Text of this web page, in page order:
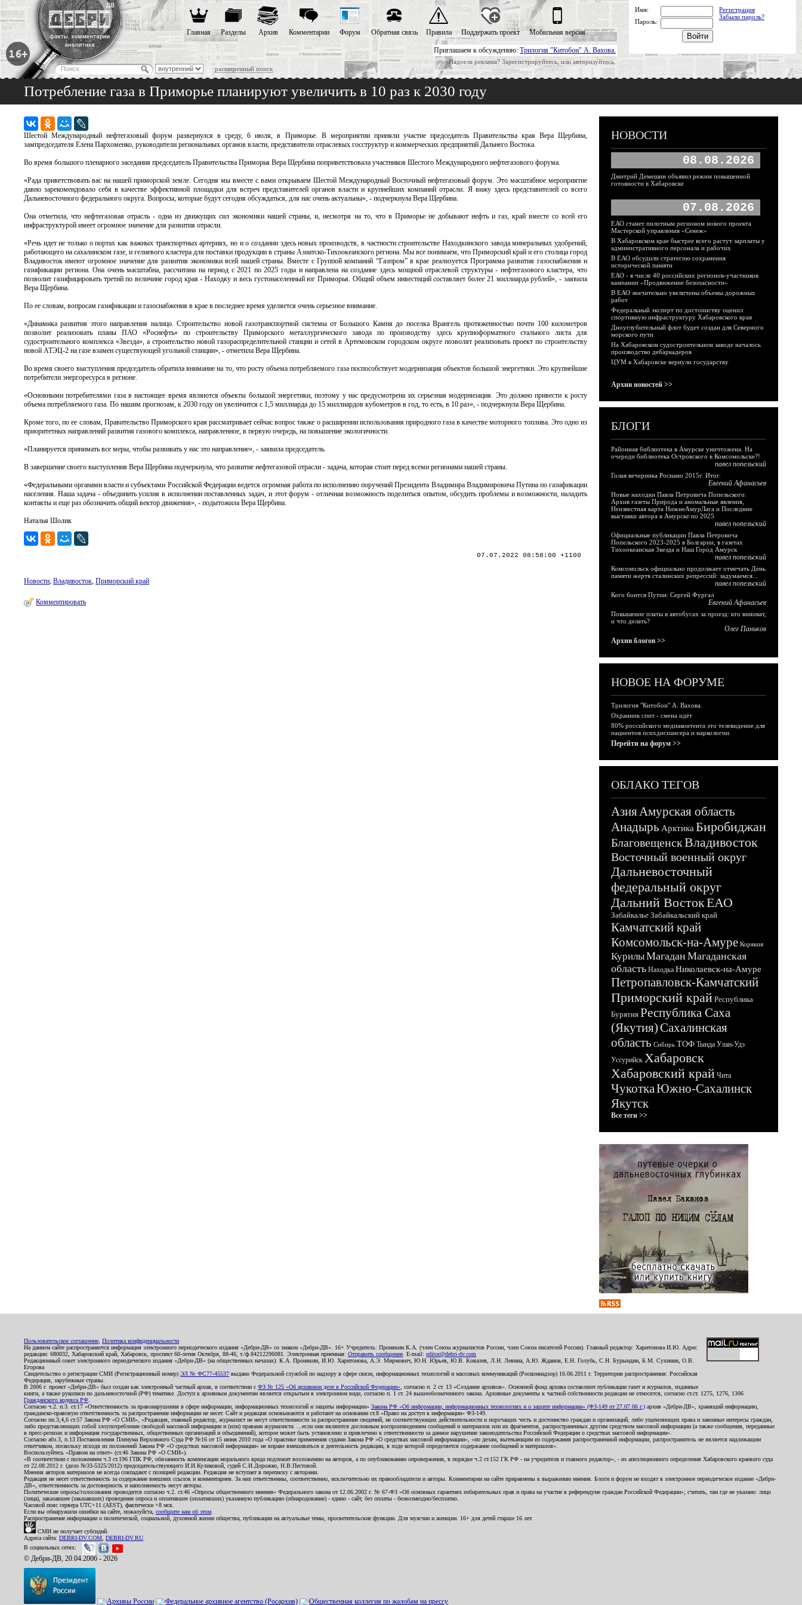
Приглашаем к обсуждению: Трилогия "Китобои" А. Вахова.
Надоела реклама? Зарегистрируйтесь, или авторизуйтесь.
расширенный поиск
Главная Разделы Архив Комментарии Форум Обратная связь Правила Поддержать проект Мобильная версия
Имя:
Регистрация
Забыли пароль?
Пароль:
Потребление газа в Приморье планируют увеличить в 10 раз к 2030 году
Шестой Международный нефтегазовый форум развернулся в среду, 6 июля, в Приморье. В мероприятии приняли участие председатель Правительства края Вера Щербина,
зампредседателя Елена Пархоменко, руководители региональных органов власти, представители отраслевых госструктур и коммерческих предприятий Дальнего Востока.
Во время большого пленарного заседания председатель Правительства Приморья Вера Щербина поприветствовала участников Шестого Международного нефтегазового форума.
«Рада приветствовать вас на нашей приморской земле. Сегодня мы вместе с вами открываем Шестой Международный Восточный нефтегазовый форум. Это масштабное мероприятие
давно зарекомендовало себя в качестве эффективной площадки для встреч представителей органов власти и крупнейших компаний отрасли. Я вижу здесь представителей со всего
Дальневосточного федерального округа. Вопросы, которые будут сегодня обсуждаться, для нас очень актуальны», - подчеркнула Вера Щербина.
Она отметила, что нефтегазовая отрасль - одна из движущих сил экономики нашей страны, и, несмотря на то, что в Приморье не добывают нефть и газ, край вместе со всей его
инфраструктурой имеет огромное значение для развития отрасли.
«Речь идет не только о портах как важных транспортных артериях, но и о создании здесь новых производств, в частности строительстве Находкинского завода минеральных удобрений,
работающего на сахалинском газе, и гелиевого кластера для поставки продукции в страны Азиатско-Тихоокеанского региона. Мы все понимаем, что Приморский край и его столица город
Владивосток имеют огромное значение для развития экономики всей нашей страны. Вместе с Группой компаний “Газпром” в крае реализуется Программа развития газоснабжения и
газификации региона. Она очень масштабна, рассчитана на период с 2021 по 2025 годы и направлена на создание здесь мощной отраслевой структуры - нефтегазового кластера, что
позволит газифицировать третий по величине город края - Находку и весь густонаселенный юг Приморья. Общий объем инвестиций составляет более 21 миллиарда рублей», - заявила
Вера Щербина.
По ее словам, вопросам газификации и газоснабжения в крае в последнее время уделяется очень серьезное внимание.
«Динамика развития этого направления налицо. Строительство новой газотранспортной системы от Большого Камня до поселка Врангель протяженностью почти 100 километров
позволит реализовать планы ПАО «Роснефть» по строительству Приморского металлургического завода по производству здесь крупноформатного стального листа для
судостроительного комплекса «Звезда», а строительство новой газораспределительной станции и сетей в Артемовском городском округе позволят реализовать проект по строительству
новой АТЭЦ-2 на газе взамен существующей угольной станции», - отметила Вера Щербина.
Во время своего выступления председатель обратила внимание на то, что росту объема потребляемого газа поспособствует модернизация объектов большой энергетики. Это крупнейшие
потребители энергоресурса в регионе.
«Основными потребителями газа в настоящее время являются объекты большой энергетики, поэтому у нас предусмотрена их серьезная модернизация. Это должно привести к росту
объема потребляемого газа. По нашим прогнозам, к 2030 году он увеличится с 1,5 миллиарда до 15 миллиардов кубометров в год, то есть, в 10 раз», - подчеркнула Вера Щербина.
Кроме того, по ее словам, Правительство Приморского края рассматривает сейчас вопрос также о расширении использования природного газа в качестве моторного топлива. Это одно из
приоритетных направлений развития газового комплекса, направленное, в первую очередь, на повышение экологичности.
«Планируется принимать все меры, чтобы развивать у нас это направление», - заявила председатель.
В завершение своего выступления Вера Щербина подчеркнула, что развитие нефтегазовой отрасли - задача, которая стоит перед всеми регионами нашей страны.
«Федеральными органами власти и субъектами Российской Федерации ведется огромная работа по исполнению поручений Президента Владимира Владимировича Путина по газификации
населения. Наша задача - объединить усилия в исполнении поставленных задач, и этот форум - отличная возможность поделиться опытом, обсудить проблемы и возможности, наладить
контакты и еще раз обозначить общий вектор движения», - подытожила Вера Щербина.
Наталья Шолик
07.07.2022 08:58:00 +1100
Новости, Владивосток, Приморский край
Комментировать
НОВОСТИ
08.08.2026
Дмитрий Демешин объявил режим повышенной
готовности в Хабаровске
07.08.2026
ЕАО станет пилотным регионом нового проекта
Мастерской управления «Сенеж»
В Хабаровском крае быстрее всего растут зарплаты у
административного персонала и рабочих
В ЕАО обсудили стратегию сохранения
исторической памяти
ЕАО - в числе 40 российских регионов-участников
кампании «Продвижение безопасности»
В ЕАО значительно увеличены объемы дорожных
работ
Федеральный эксперт по достоинству оценил
спортивную инфраструктуру Хабаровского края
Дноуглубительный флот будет создан для Северного
морского пути
На Хабаровском судостроительном заводе началось
производство дебаркадеров
ЦУМ в Хабаровске вернули государству
Архив новостей >>
БЛОГИ
Районная библиотека в Амурске уничтожена. На
очереди библиотека Островского в Комсомольске?!
павел попельский
Голая вечеринка Роснано 2015г. Итог.
Евгений Афанасьев
Новые находки Павла Петровича Попельского:
Архив газеты Природа и аномальные явления,
Неизвестная карта НижнеАмурЛага и Последние
выставки автора в Амурске по 2025
павел попельский
Официальные публикации Павла Петровича
Попельского 2023-2025 в Болгарии, в газетах
Тихоокеанская Звезда и Наш Город Амурск
павел попельский
Комсомольск официально продолжает отмечать День
памяти жертв сталинских репрессий: задумаемся...
павел попельский
Кого боится Путин: Сергей Фургал
Евгений Афанасьев
Повышение платы в автобусах за проезд: кто виноват,
и что делать?
Олег Паньков
Архив блогов >>
НОВОЕ НА ФОРУМЕ
Трилогия "Китобои" А. Вахова.
Охранник спит - смена идёт
80% российского медиаконтента это телевидение для
пациентов психдиспансера и наркологии.
Перейти на форум >>
ОБЛАКО ТЕГОВ
АзияАмурская область
Анадырь Арктика Биробиджан
БлаговещенскВладивосток
Восточный военный округ
Дальневосточный
федеральный округ
Дальний ВостокЕАО
Забайкалье Забайкальский край
Камчатский край
Комсомольск-на-Амуре Корякия
КурилыМагадан Магаданская
область Находка Николаевск-на-Амуре
Петропавловск-Камчатский
Приморский край Республика
Бурятия Республика Саха
(Якутия)Сахалинская
область Сибирь ТОФ Тында Улан-Удэ
Уссурийск Хабаровск
Хабаровский край Чита
ЧукоткаЮжно-Сахалинск
Якутск
Все теги >>
Пользовательское соглашение Политика конфиденциальности
На данном сайте распространяется информация электронного периодического издания «Дебри-ДВ» со знаком «Дебри-ДВ». 16+ Учредитель: Пронякин К.А. (член Союза журналистов России, член Союза писателей России). Главный редактор: Харитонова И.Ю. Адрес
редакции: 680032, Хабаровский край, Хабаровск, проспект 60-летия Октября, 88-46, т./ф.84212296081. Электронная приемная: Отправить сообщение . E-mail: editor@debri-dv.com
Редакционный совет электронного периодического издания «Дебри-ДВ» (на общественных началах): К.А. Пронякин, И.Ю. Харитонова, А.Э. Мирмович, Ю.Н. Юрьев, Ю.В. Ковалев, Л.Н. Левина, А.Ю. Жданов, Е.Н. Голубь, С.Н. Бурындин, Б.М. Сухинин, О.В.
Егорова
Свидетельство о регистрации СМИ (Регистрационный номер) ЭЛ № ФС77-45537 выдано Федеральной службой по надзору в сфере связи, информационных технологий и массовых коммуникаций (Роскомнадзор) 16.06.2011 г. Территория распространения: Российская
Федерация, зарубежные страны.
В 2006 г. проект «Дебри-ДВ» был создан как электронный частный архив, в соответствии с ФЗ № 125 «Об архивном деле в Российской Федерации» , согласно п. 2 ст. 13 «Создание архивов». Основной фонд архива составляют публикации газет и журналов, изданные
книги, а также рукописи по дальневосточной (РФ) тематике. Доступ к архивным документам является открытым в электронном виде, согласно п. 1 ст. 24 вышеобозначенного закона. Архивные документы к частной собственности редакции не относятся, согласно ст.ст. 1275, 1276, 1306
Гражданского кодекса РФ
Согласно ч.2. п.3. ст.17 «Ответственность за правонарушения в сфере информации, информационных технологий и защиты информации» Закона РФ «Об информации, информационных технологиях и о защите информации» (ФЗ-149 от 27.07.06 г.) архив «Дебри-ДВ», хранящий информацию,
гражданско-правовую ответственность за распространение информации не несет. Сайт и редакция основываются и работают на основании ст.8 «Право на доступ к информации» ФЗ-149.
Согласно пп.3,4,6 ст.57 Закона РФ «О СМИ», «Редакция, главный редактор, журналист не несут ответственности за распространение сведений, не соответствующих действительности и порочащих честь и достоинство граждан и организаций, либо ущемляющих права и законные интересы граждан,
либо представляющих собой злоупотребление свободой массовой информации и (или) правами журналиста: ...если они являются дословным воспроизведением сообщений и материалов или их фрагментов, распространенных другим средством массовой информации (а также сообщения, переданные
в пресс-релизах и информация государственных, общественных организаций и объединений), которое может быть установлено и привлечено к ответственности за данное нарушение законодательства Российской Федерации о средствах массовой информации».
Согласно абз.3, п.13 Постановления Пленума Верховного Суда РФ №16 от 15 июня 2010 года «О практике применения судами Закона РФ «О средствах массовой информации», «по делам, вытекающим из содержания распространенной информации, распространитель не является надлежащим
ответчиком, поскольку исходя из положений Закона РФ «О средствах массовой информации» не вправе вмешиваться в деятельность редакции, в ходе которой определяется содержание сообщений и материалов».
Воспользуйтесь «Правом на ответ» (ст.46 Закона РФ «О СМИ»).
«В соответствии с положением ч.3 ст.196 ГПК РФ, обязанность компенсации морального вреда подлежит возложению на авторов, а по опубликованию опровержения, в порядке ч.2 ст.152 ГК РФ - на учредителя и главного редактор», - из апелляционного определения Хабаровского краевого суда
от 22.08.2012 г. (дело №33-5325/2012) председательствующего И.И.Куликовой, судей С.И.Дорожко, Н.В.Пестовой.
Мнения авторов материалов не всегда совпадают с позицией редакции. Редакция не вступает в переписку с авторами.
Редакция не несет ответственность за содержание внешних ссылок и комментариев. За них ответственны, соответственно, исключительно их правообладатели и авторы. Комментарии на сайте приравнены к выражению мнения. Блоги и форум не входят в электронное периодическое издание «Дебри-
ДВ», ответственность за достоверность и наполняемость несут авторы.
Политические опросы/голосования проводятся согласно ч.2. ст.46 «Опросы общественного мнения» Федерального закона от 12.06.2002 г. № 67-ФЗ «Об основных гарантиях избирательных прав и права на участие в референдуме граждан Российской Федерации»; считать, там где не указано: лицо
(лица), заказавшее (заказавших) проведение опроса и оплатившее (оплативших) указанную публикацию (обнародование) - едино - сайт, без оплаты - безвозмездно/бесплатно.
Часовой пояс сервера UTC+11 (AEST), фактически +8 мск.
Если вы обнаружили ошибки на сайте, пожалуйста, сообщите нам об этом
Распространение информации о политической, социальной, духовной жизни общества, публикации на актуальные темы, просветительские функции. Для мужчин и женщин. 16+ для детей старше 16 лет.
СМИ не получает субсидий.
Адреса сайта: DEBRI-DV.COM DEBRI-DV.RU
В социальных сетях:
© Дебри-ДВ, 20.04.2006 - 2026